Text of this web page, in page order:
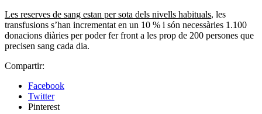
Les reserves de sang estan per sota dels nivells habituals, les
transfusions s’han incrementat en un 10 % i són necessàries 1.100
donacions diàries per poder fer front a les prop de 200 persones que
precisen sang cada dia.
Compartir:
Facebook
Twitter
Pinterest